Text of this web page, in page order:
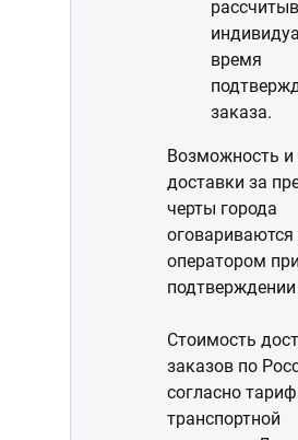
время
заказа.
Возможность и
доставки за
черты города
оговариваются
оператором при
подтверждении
Стоимость
заказов по
согласно
транспортной